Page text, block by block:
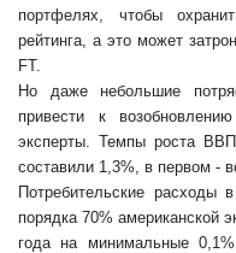
портфелях, чтобы
рейтинга, а это может
FT.
Но даже небольшие
привести к
эксперты. Темпы роста
составили 1,3%, в первом -
Потребительские
порядка 70% американской
года на минимальные